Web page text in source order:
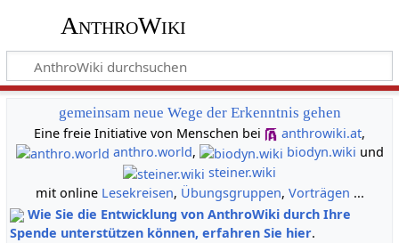
AnthroWiki
gemeinsam neue Wege der Erkenntnis gehen
Eine freie Initiative von Menschen bei
anthrowiki.at,
anthro.world, biodyn.wiki und
steiner.wiki
mit online Lesekreisen, Übungsgruppen, Vorträgen ...
Wie Sie die Entwicklung von AnthroWiki durch Ihre
Spende unterstützen können, erfahren Sie hier.